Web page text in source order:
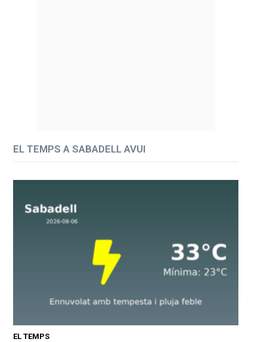
EL TEMPS A SABADELL AVUI
EL TEMPS